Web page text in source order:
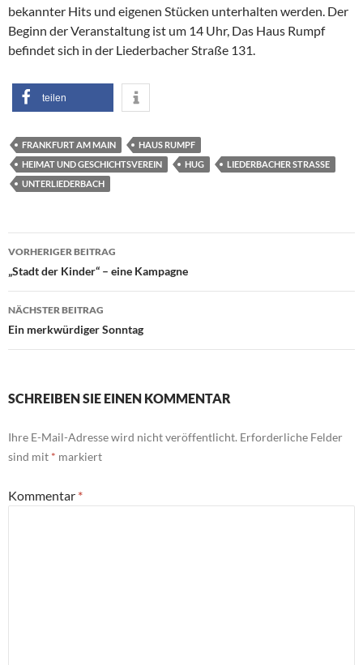
bekannter Hits und eigenen Stücken unterhalten werden. Der
Beginn der Veranstaltung ist um 14 Uhr, Das Haus Rumpf
befindet sich in der Liederbacher Straße 131.
teilen
FRANKFURT AM MAIN
HAUS RUMPF
HEIMAT UND GESCHICHTSVEREIN
HUG
LIEDERBACHER STRASSE
UNTERLIEDERBACH
Beitragsnavigation
VORHERIGER BEITRAG
„Stadt der Kinder“ – eine Kampagne
NÄCHSTER BEITRAG
Ein merkwürdiger Sonntag
SCHREIBEN SIE EINEN KOMMENTAR
Ihre E-Mail-Adresse wird nicht veröffentlicht. Erforderliche Felder
sind mit * markiert
Kommentar *